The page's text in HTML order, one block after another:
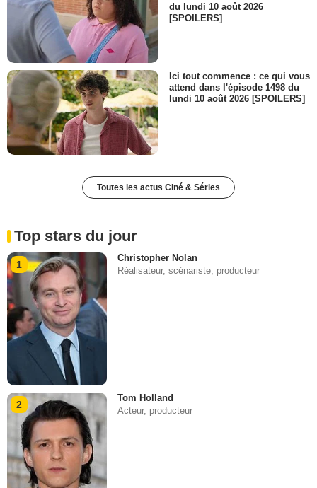
du lundi 10 août 2026
[SPOILERS]
Ici tout commence : ce qui vous
attend dans l'épisode 1498 du
lundi 10 août 2026 [SPOILERS]
Toutes les actus Ciné & Séries
Top stars du jour
1
Christopher Nolan
Réalisateur, scénariste, producteur
2
Tom Holland
Acteur, producteur